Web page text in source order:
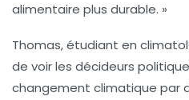
alimentaire plus durable. »
Thomas, étudiant en
de voir les décideurs
changement climatique par